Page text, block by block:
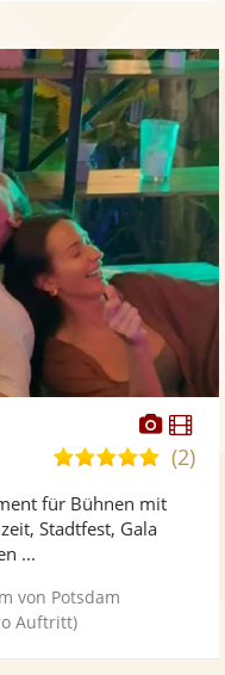
Fotos
4,9
5
(2)
für Bühnen mit
Stadtfest, Gala
...
von Potsdam
Auftritt)